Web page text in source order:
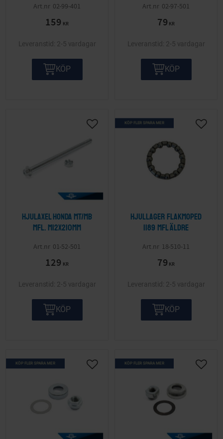
02-99-401
159 KR
2-5 vardagar
KÖP
02-97-501
79 KR
2-5 vardagar
KÖP
Hjulaxel Honda MT/MB
mfl. M12x210mm
01-52-501
129 KR
Lägg till i önskelista
2-5 vardagar
KÖP
Hjullager Flakmoped
1189 mfl äldre
18-510-11
79 KR
KÖP FLER SPARA MER
Lägg
2-5 vardagar
KÖP
KÖP FLER SPARA MER
Lägg till i önskelista
KÖP FLER SPARA MER
Lägg